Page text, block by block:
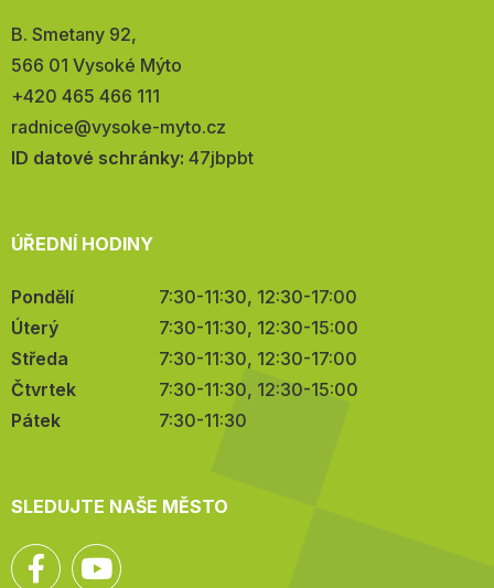
Adresa:
B. Smetany 92,
566 01 Vysoké Mýto
Telefon:
+420 465 466 111
E-
mail:
radnice@vysoke-myto.cz
ID datové schránky: 47jbpbt
ÚŘEDNÍ HODINY
Pondělí
7:30-11:30, 12:30-17:00
Úterý
7:30-11:30, 12:30-15:00
Středa
7:30-11:30, 12:30-17:00
Čtvrtek
7:30-11:30, 12:30-15:00
Pátek
7:30-11:30
SLEDUJTE NAŠE MĚSTO
Facebook